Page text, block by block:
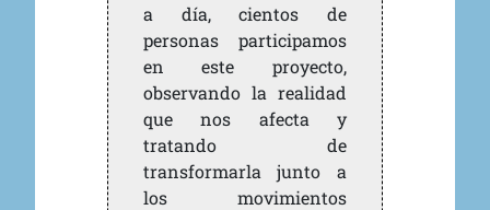
a día, cientos de
personas participamos
en este proyecto,
observando la realidad
que nos afecta y
tratando de
transformarla junto a
los movimientos